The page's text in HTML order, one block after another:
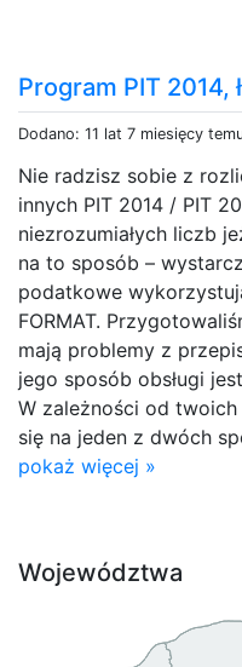
Program PIT 2014,
Dodano: 11 lat 7 miesięcy
Nie radzisz sobie z
innych PIT 2014 / PIT
niezrozumiałych liczb
na to sposób –
podatkowe
FORMAT.
mają problemy z
jego sposób obsługi
W zależności od
się na jeden z dwóch
pokaż więcej »
Województwa